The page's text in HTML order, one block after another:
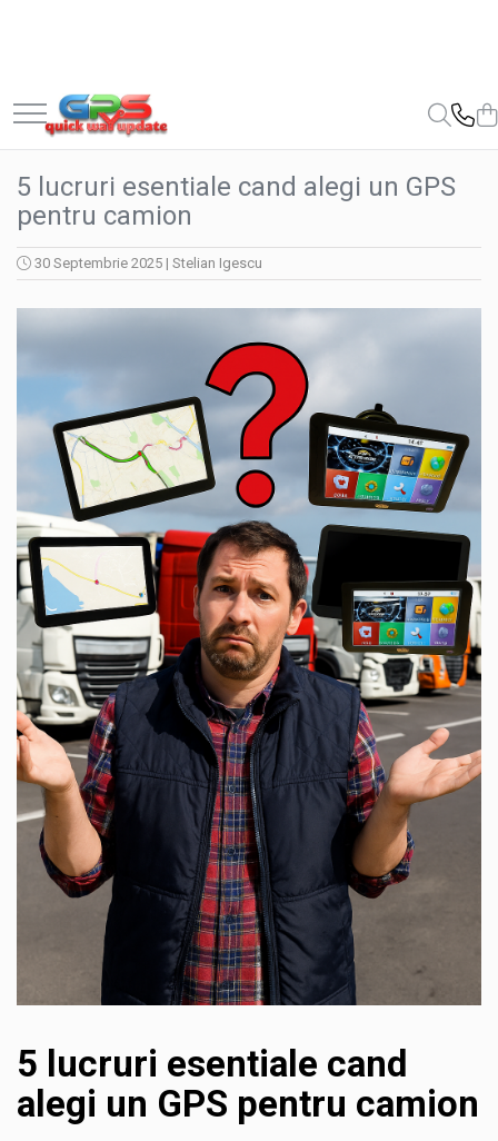
Android 7 inch
Tablete Navigatie
Windows 7 inch
Windows 9 inch
Carduri GPS de navigatie auto
Jocuri de memorie si inteligenta
5 lucruri esentiale cand alegi un GPS
pentru camion
30 Septembrie 2025 | Stelian Igescu
5 lucruri esentiale cand
alegi un GPS pentru camion